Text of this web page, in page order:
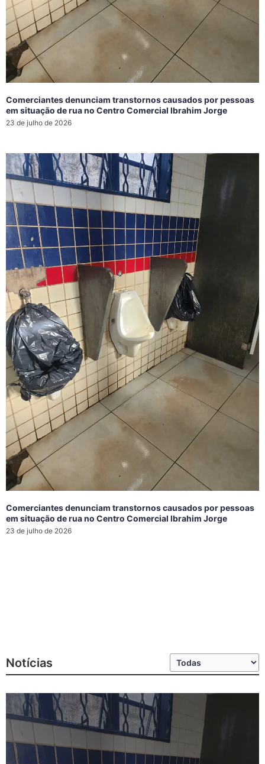
Comerciantes denunciam transtornos causados por pessoas
em situação de rua no Centro Comercial Ibrahim Jorge
23 de julho de 2026
Comerciantes denunciam transtornos causados por pessoas
em situação de rua no Centro Comercial Ibrahim Jorge
23 de julho de 2026
Notícias